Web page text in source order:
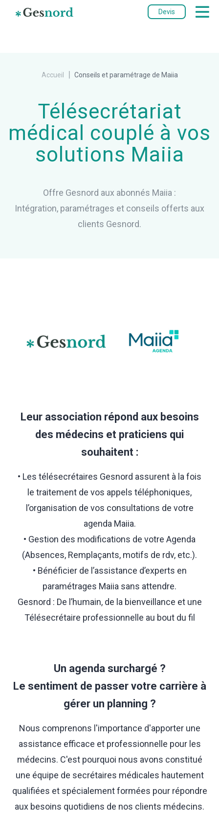
Devis
Accueil | Conseils et paramétrage de Maiia
Télésecrétariat
médical couplé à vos
solutions Maiia
Offre Gesnord aux abonnés Maiia :
Intégration, paramétrages et conseils offerts aux
clients Gesnord.
Leur association répond aux besoins
des médecins et praticiens qui
souhaitent :
• Les télésecrétaires Gesnord assurent à la fois
le traitement de vos appels téléphoniques,
l’organisation de vos consultations de votre
agenda Maiia.
• Gestion des modifications de votre Agenda
(Absences, Remplaçants, motifs de rdv, etc.).
• Bénéficier de l’assistance d’experts en
paramétrages Maiia sans attendre.
Gesnord : De l’humain, de la bienveillance et une
Télésecrétaire professionnelle au bout du fil
Un agenda surchargé ?
Le sentiment de passer votre carrière à
gérer un planning ?
Nous comprenons l'importance d'apporter une
assistance efficace et professionnelle pour les
médecins. C'est pourquoi nous avons constitué
une équipe de secrétaires médicales hautement
qualifiées et spécialement formées pour répondre
aux besoins quotidiens de nos clients médecins.